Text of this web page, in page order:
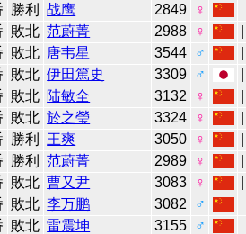
勝利 战鹰 2849
♀
敗北 范蔚菁 2988 ♀
敗北 唐韦星 3544 ♂
敗北 伊田篤史 3309 ♂
敗北 陆敏全 3132 ♀
敗北 於之瑩 3324 ♀
勝利 王爽 3050 ♀
勝利 范蔚菁 2989 ♀
敗北 曹又尹 3083 ♀
敗北 李万鹏 3082
♂
敗北 雷震坤 3155
♂